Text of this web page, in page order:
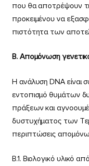
που θα αποτρέψουν
προκειμένου να
πιστότητα των
Β. Απομόνωση
Η ανάλυση DNA είναι
εντοπισμό θυμάτων
πράξεων και
δυστυχήματος των
περιπτώσεις
Β.1. Βιολογικό υλικό